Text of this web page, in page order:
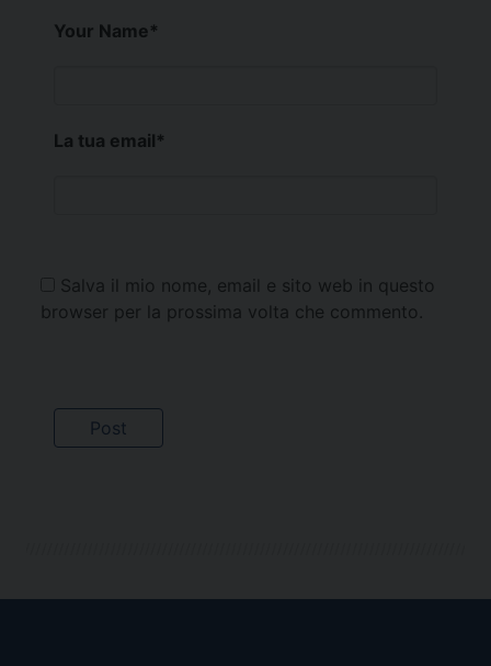
Your Name*
La tua email*
Salva il mio nome, email e sito web in questo
browser per la prossima volta che commento.